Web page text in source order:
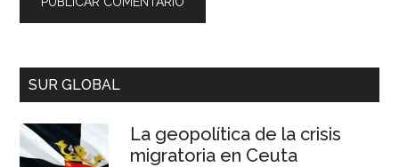
SUR GLOBAL
La geopolítica de la crisis
migratoria en Ceuta